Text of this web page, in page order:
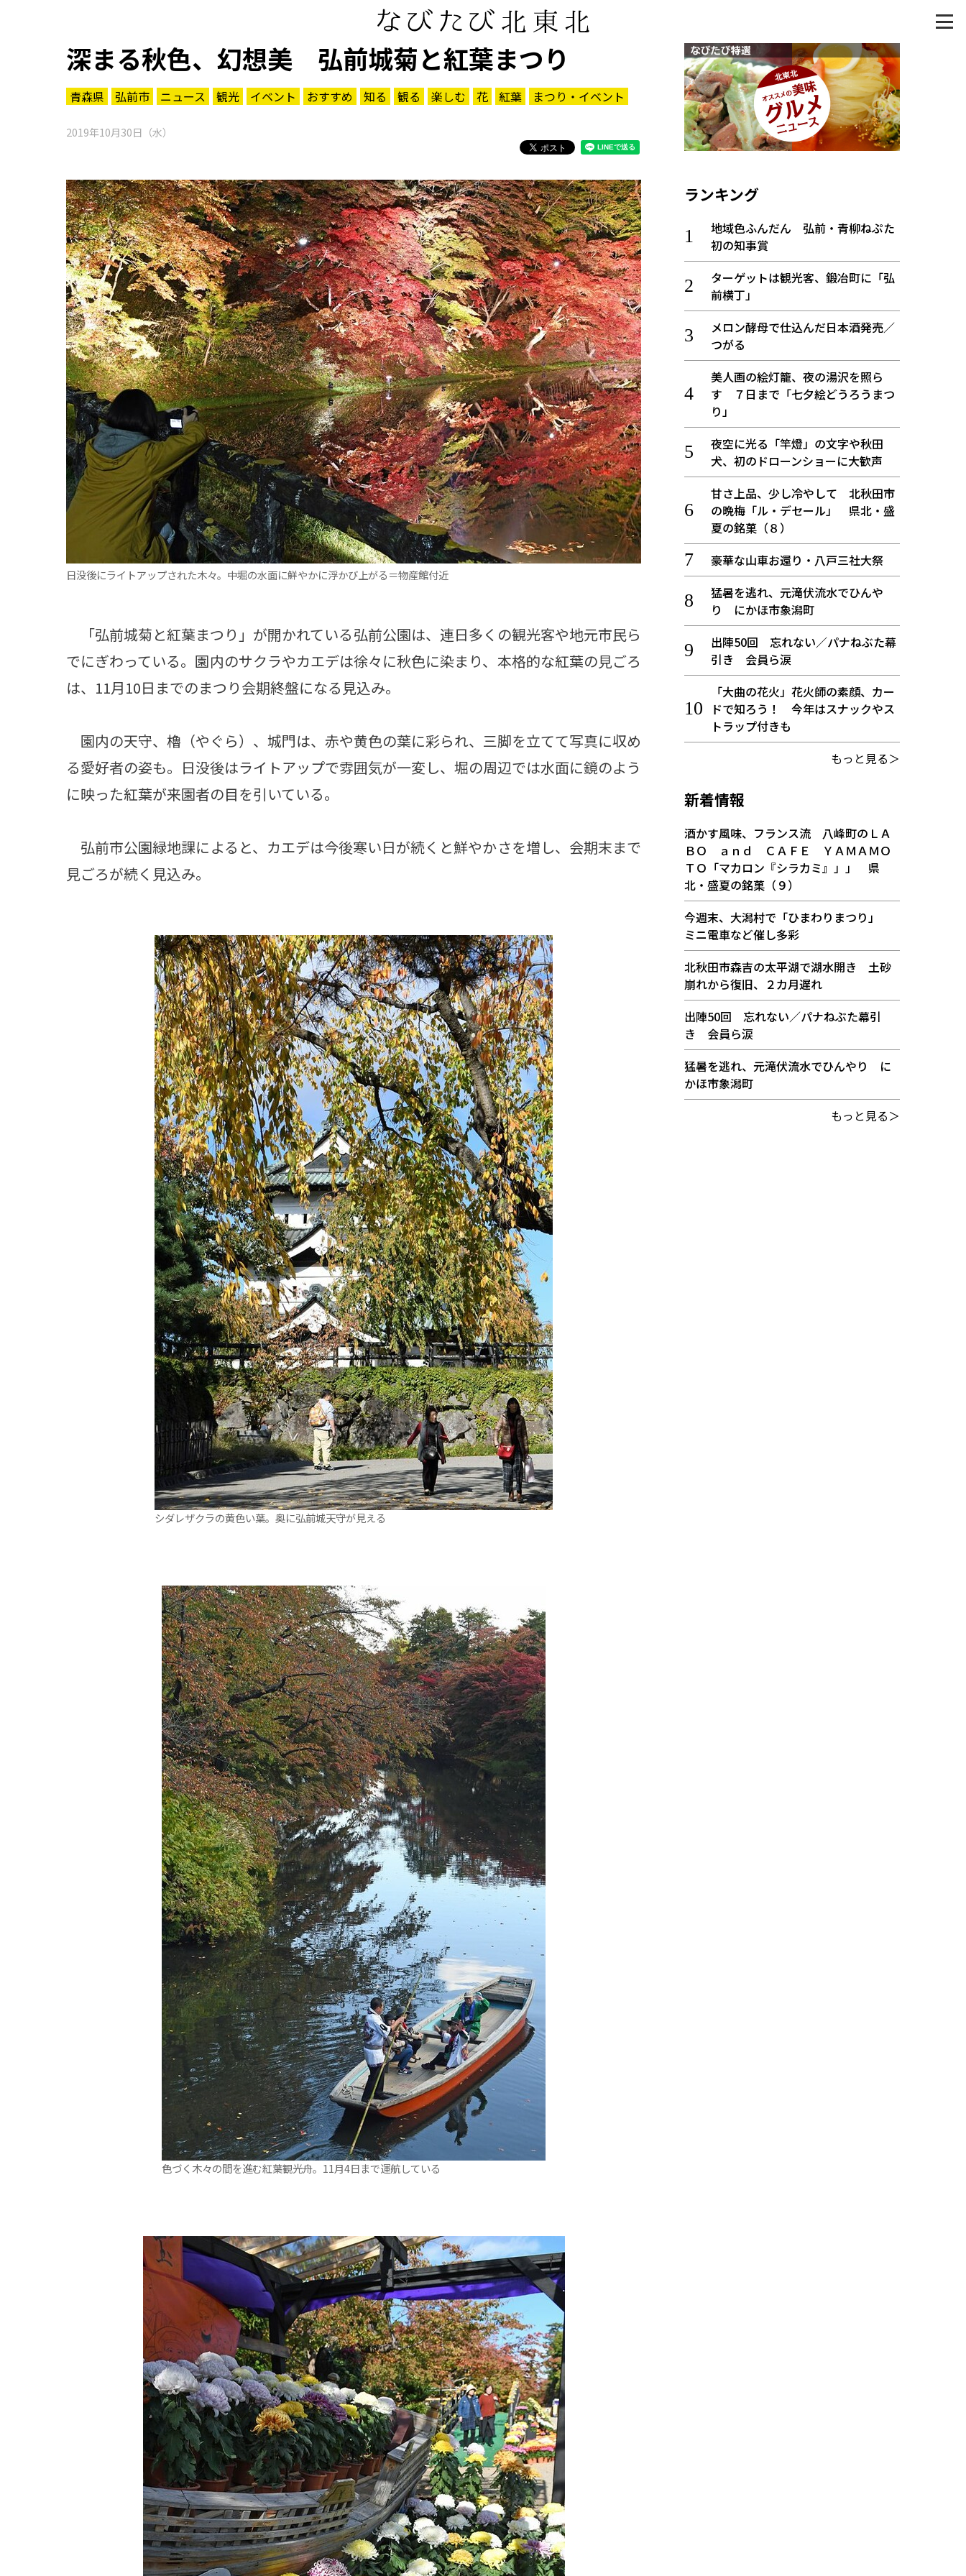
深まる秋色、幻想美 弘前城菊と紅葉まつり
青森県 弘前市 ニュース 観光 イベント おすすめ 知る 観る 楽しむ 花 紅葉 まつり・イベント
2019年10月30日（水）
日没後にライトアップされた木々。中堀の水面に鮮やかに浮かび上がる＝物産館付近
「弘前城菊と紅葉まつり」が開かれている弘前公園は、連日多くの観光客や地元市民ら
でにぎわっている。園内のサクラやカエデは徐々に秋色に染まり、本格的な紅葉の見ごろ
は、11月10日までのまつり会期終盤になる見込み。
園内の天守、櫓（やぐら）、城門は、赤や黄色の葉に彩られ、三脚を立てて写真に収め
る愛好者の姿も。日没後はライトアップで雰囲気が一変し、堀の周辺では水面に鏡のよう
に映った紅葉が来園者の目を引いている。
弘前市公園緑地課によると、カエデは今後寒い日が続くと鮮やかさを増し、会期末まで
見ごろが続く見込み。
シダレザクラの黄色い葉。奥に弘前城天守が見える
色づく木々の間を進む紅葉観光舟。11月4日まで運航している
ランキング
地域色ふんだん 弘前・青柳ねぷた
初の知事賞
ターゲットは観光客、鍛冶町に「弘
前横丁」
メロン酵母で仕込んだ日本酒発売／
つがる
美人画の絵灯籠、夜の湯沢を照ら
す ７日まで「七夕絵どうろうまつ
り」
夜空に光る「竿燈」の文字や秋田
犬、初のドローンショーに大歓声
甘さ上品、少し冷やして 北秋田市
の晩梅「ル・デセール」 県北・盛
夏の銘菓（８）
豪華な山車お還り・八戸三社大祭
猛暑を逃れ、元滝伏流水でひんや
り にかほ市象潟町
出陣50回 忘れない／パナねぶた幕
引き 会員ら涙
「大曲の花火」花火師の素顔、カー
ドで知ろう！ 今年はスナックやス
トラップ付きも
もっと見る＞
新着情報
酒かす風味、フランス流 八峰町のＬＡ
ＢＯ ａｎｄ ＣＡＦＥ ＹＡＭＡＭＯ
ＴＯ「マカロン『シラカミ』」」 県
北・盛夏の銘菓（９）
今週末、大潟村で「ひまわりまつり」
ミニ電車など催し多彩
北秋田市森吉の太平湖で湖水開き 土砂
崩れから復旧、２カ月遅れ
出陣50回 忘れない／パナねぶた幕引
き 会員ら涙
猛暑を逃れ、元滝伏流水でひんやり に
かほ市象潟町
もっと見る＞
パワースポット
まつり・イベント
おみやげ・特産
道の駅・産直
アウトドア・レジャー
ご当地グルメ